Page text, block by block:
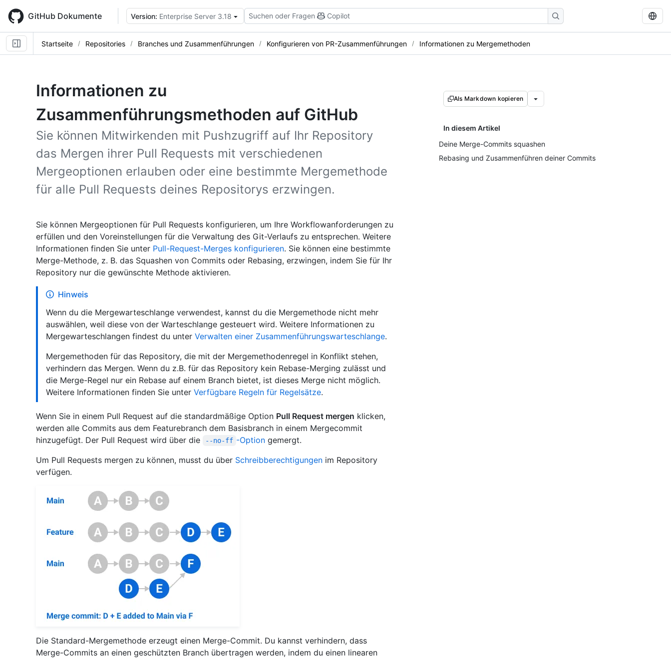
main
content
GitHub Dokumente Version: Enterprise Server 3.18 Suchen oder Fragen Copilot
Startseite Repositories Branches und Zusammenführungen Konfigurieren von PR-Zusammenführungen Informationen zu Mergemethoden
Informationen zu
Zusammenführungsmethoden auf GitHub
Sie können Mitwirkenden mit Pushzugriff auf Ihr Repository
das Mergen ihrer Pull Requests mit verschiedenen
Mergeoptionen erlauben oder eine bestimmte Mergemethode
für alle Pull Requests deines Repositorys erzwingen.
Als Markdown kopieren
In diesem Artikel
Deine Merge-Commits squashen
Rebasing und Zusammenführen deiner Commits
Sie können Mergeoptionen für Pull Requests konfigurieren, um Ihre Workflowanforderungen zu
erfüllen und den Voreinstellungen für die Verwaltung des Git-Verlaufs zu entsprechen. Weitere
Informationen finden Sie unter Pull-Request-Merges konfigurieren. Sie können eine bestimmte
Merge-Methode, z. B. das Squashen von Commits oder Rebasing, erzwingen, indem Sie für Ihr
Repository nur die gewünschte Methode aktivieren.
Hinweis
Wenn du die Mergewarteschlange verwendest, kannst du die Mergemethode nicht mehr
auswählen, weil diese von der Warteschlange gesteuert wird. Weitere Informationen zu
Mergewarteschlangen findest du unter Verwalten einer Zusammenführungswarteschlange.
Mergemethoden für das Repository, die mit der Mergemethodenregel in Konflikt stehen,
verhindern das Mergen. Wenn du z.B. für das Repository kein Rebase-Merging zulässt und
die Merge-Regel nur ein Rebase auf einem Branch bietet, ist dieses Merge nicht möglich.
Weitere Informationen finden Sie unter Verfügbare Regeln für Regelsätze.
Wenn Sie in einem Pull Request auf die standardmäßige Option Pull Request mergen klicken,
werden alle Commits aus dem Featurebranch dem Basisbranch in einem Mergecommit
hinzugefügt. Der Pull Request wird über die
--no-ff -Optiongemergt.
Um Pull Requests mergen zu können, musst du über Schreibberechtigungen im Repository
verfügen.
Die Standard-Mergemethode erzeugt einen Merge-Commit. Du kannst verhindern, dass
Merge-Commits an einen geschützten Branch übertragen werden, indem du einen linearen